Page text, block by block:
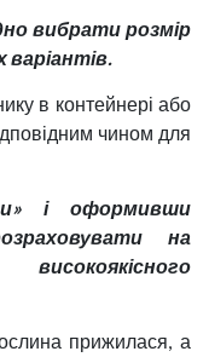
вибрати розмір
в контейнері або
чином для
і оформивши
на
прижилася, а